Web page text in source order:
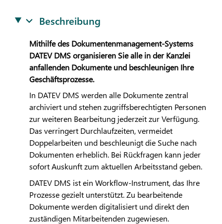
Beschreibung
Mithilfe des Dokumentenmanagement-Systems
DATEVDMS organisieren Sie alle in der Kanzlei
anfallenden Dokumente und beschleunigen Ihre
Geschäftsprozesse.
In DATEVDMS werden alle Dokumente zentral
archiviert und stehen zugriffsberechtigten Personen
zur weiteren Bearbeitung jederzeit zur Verfügung.
Das verringert Durchlaufzeiten, vermeidet
Doppelarbeiten und beschleunigt die Suche nach
Dokumenten erheblich. Bei Rückfragen kann jeder
sofort Auskunft zum aktuellen Arbeitsstand geben.
DATEVDMS ist ein Workflow-Instrument, das Ihre
Prozesse gezielt unterstützt. Zu bearbeitende
Dokumente werden digitalisiert und direkt den
zuständigen Mitarbeitenden zugewiesen.